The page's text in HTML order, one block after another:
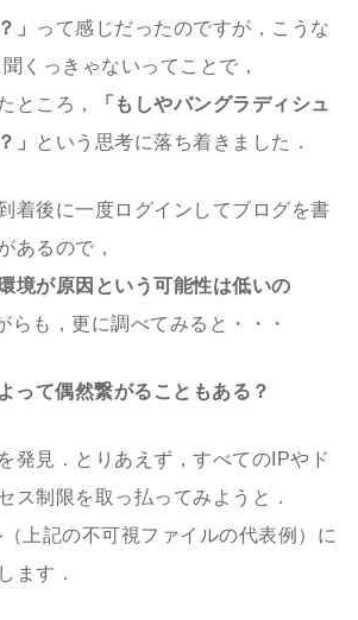
」
って感じだったのですが，こうな
くっきゃないってことで，
ところ，
「もしやバングラディシュ
」
という思考に落ち着きました．
着後に一度ログインしてブログを書
あるので，
境が原因という可能性は低いの
らも，更に調べてみると・・・
って偶然繋がることもある？
発見．とりあえず，すべてのIPやド
ス制限を取っ払ってみようと．
上記の不可視ファイルの代表例）に
ます．